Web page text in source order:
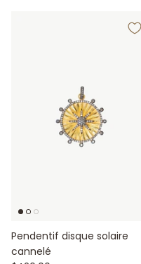
Pendentif disque solaire
cannelé